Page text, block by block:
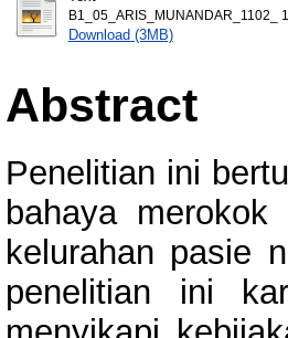
B1_05_ARIS_MUNANDAR_1102_
Download (3MB)
Abstract
Penelitian ini
bahaya
kelurahan pasie
penelitian ini